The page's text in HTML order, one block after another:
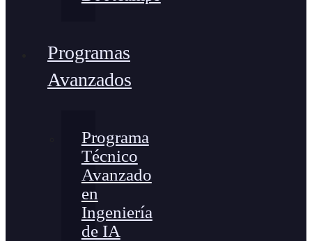
Programas
Avanzados
Programa
Técnico
Avanzado
en
Ingeniería
de IA